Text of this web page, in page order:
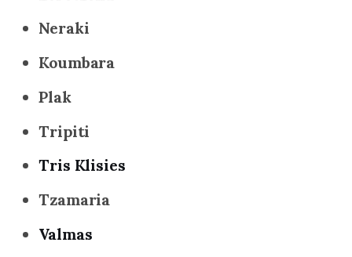
Neraki
Koumbara
Plak
Tripiti
Tris Klisies
Tzamaria
Valmas